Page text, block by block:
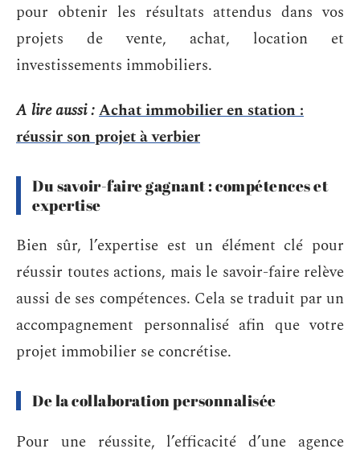
pour obtenir les résultats attendus dans vos
projets de vente, achat, location et
investissements immobiliers.
A lire aussi :Achat immobilier en station :
réussir son projet à verbier
Du savoir-faire gagnant : compétences et
expertise
Bien sûr, l’expertise est un élément clé pour
réussir toutes actions, mais le savoir-faire relève
aussi de ses compétences. Cela se traduit par un
accompagnement personnalisé afin que votre
projet immobilier se concrétise.
De la collaboration personnalisée
Pour une réussite, l’efficacité d’une agence